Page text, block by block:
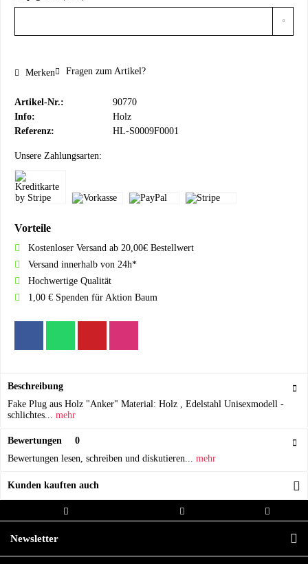
Merken Fragen zum Artikel?
Artikel-Nr.:
90770
Info:
Holz
Referenz:
HL-S0009F0001
Unsere Zahlungsarten:
Vorteile
Kostenloser Versand ab 20,00€ Bestellwert
Versand innerhalb von 24h*
Hochwertige Qualität
1,00 € Spenden für Aktion Baum
Beschreibung
Fake Plug aus Holz "Anker" Material: Holz , Edelstahl Unisexmodell -
schlichtes... mehr
Bewertungen
0
Bewertungen lesen, schreiben und diskutieren... mehr
Kunden kauften auch
Bestellwert
Newsletter